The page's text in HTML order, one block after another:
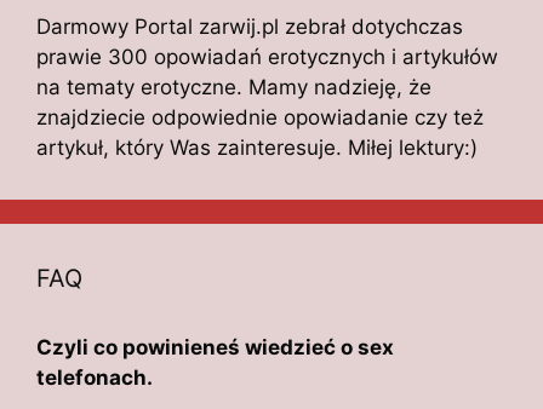
Darmowy Portal zarwij.pl zebrał dotychczas
prawie 300 opowiadań erotycznych i artykułów
na tematy erotyczne. Mamy nadzieję, że
znajdziecie odpowiednie opowiadanie czy też
artykuł, który Was zainteresuje. Miłej lektury:)
FAQ
Czyli co powinieneś wiedzieć o sex
telefonach.